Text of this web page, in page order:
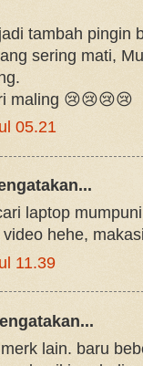
tambah pingin
sering mati,
maling 😢😢😢😢
05.21
laptop
hehe,
11.39
lain. baru